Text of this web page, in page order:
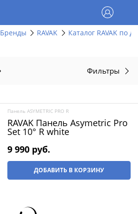
Бренды RAVAK Каталог RAVAK по
Фильтры
Панель ASYMETRIC PRO R
RAVAK Панель Asymetric Pro
Set 10° R white
9 990 руб.
ДОБАВИТЬ В КОРЗИНУ